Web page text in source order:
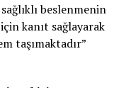
beslenmenin
kanıt sağlayarak
taşımaktadır”